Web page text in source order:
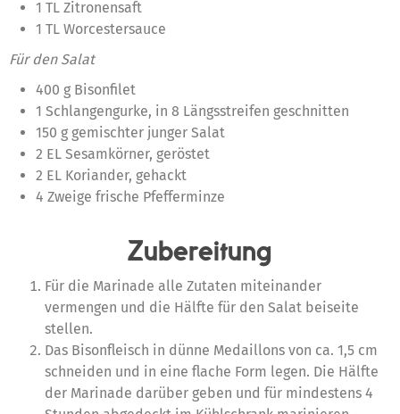
1 TL Zitronensaft
1 TL Worcestersauce
Für den Salat
400 g Bisonfilet
1 Schlangengurke, in 8 Längsstreifen geschnitten
150 g gemischter junger Salat
2 EL Sesamkörner, geröstet
2 EL Koriander, gehackt
4 Zweige frische Pfefferminze
Zubereitung
Für die Marinade alle Zutaten miteinander
vermengen und die Hälfte für den Salat beiseite
stellen.
Das Bisonfleisch in dünne Medaillons von ca. 1,5 cm
schneiden und in eine flache Form legen. Die Hälfte
der Marinade darüber geben und für mindestens 4